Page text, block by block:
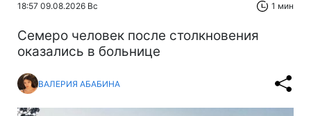
18:57 09.08.2026 Вс 1 мин
Cемеро человек после столкновения
оказались в больнице
ВАЛЕРИЯ АБАБИНА